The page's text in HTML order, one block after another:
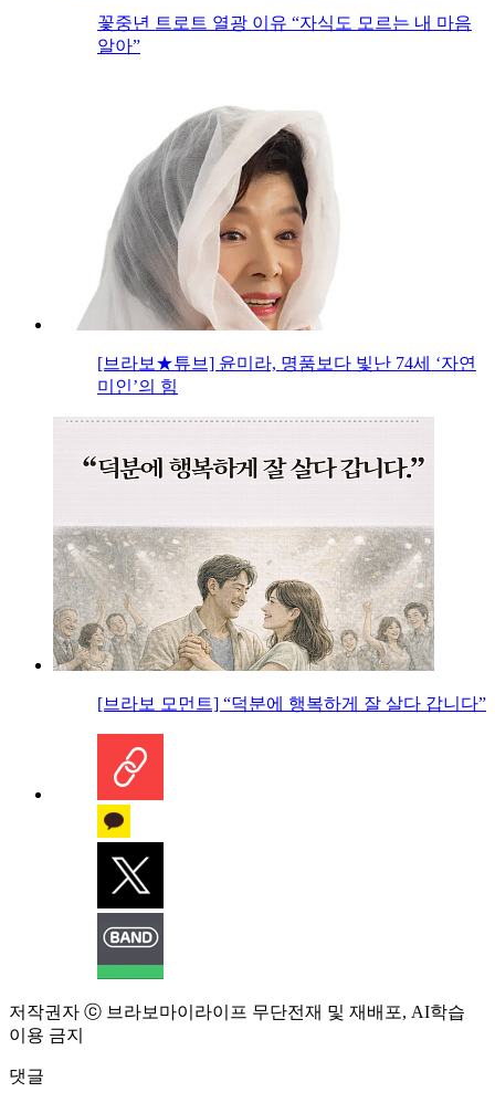
꽃중년 트로트 열광 이유 “자식도 모르는 내 마음
알아”
[브라보★튜브] 윤미라, 명품보다 빛난 74세 ‘자연
미인’의 힘
[브라보 모먼트] “덕분에 행복하게 잘 살다 갑니다”
저작권자 ⓒ 브라보마이라이프 무단전재 및 재배포, AI학습
이용 금지
댓글